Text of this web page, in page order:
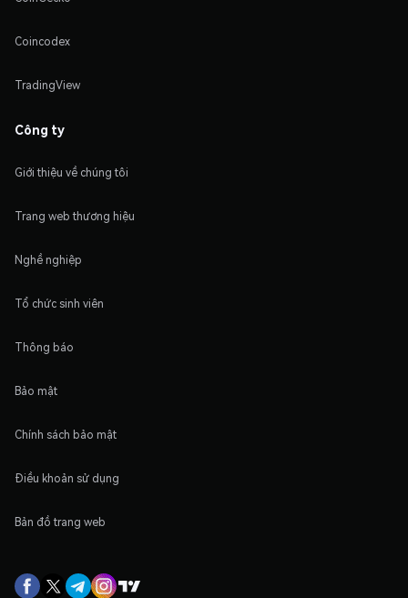
Coincodex
TradingView
Công ty
Giới thiệu về chúng tôi
Trang web thương hiệu
Nghề nghiệp
Tổ chức sinh viên
Thông báo
Bảo mật
Chính sách bảo mật
Điều khoản sử dụng
Bản đồ trang web